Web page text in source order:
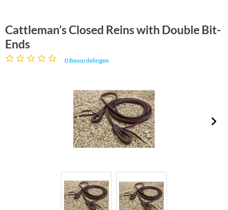
Cattleman’s Closed Reins with Double Bit-
Ends
0 Beoordelingen